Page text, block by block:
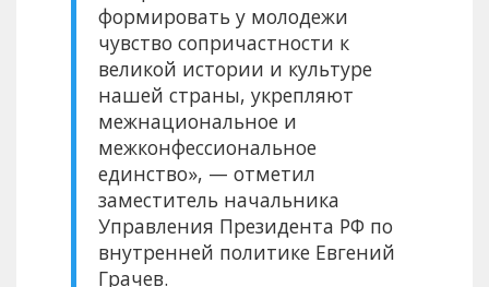
формировать у молодежи
чувство сопричастности к
великой истории и культуре
нашей страны, укрепляют
межнациональное и
межконфессиональное
единство», — отметил
заместитель начальника
Управления Президента РФ по
внутренней политике Евгений
Грачев.